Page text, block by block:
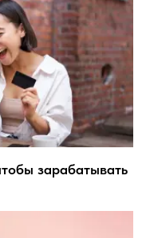
зарабатывать